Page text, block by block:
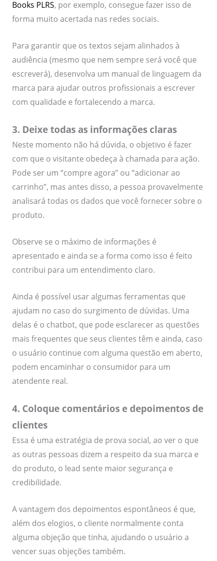
Books PLRS, por exemplo, consegue fazer isso de
forma muito acertada nas redes sociais.
Para garantir que os textos sejam alinhados à
audiência (mesmo que nem sempre será você que
escreverá), desenvolva um manual de linguagem da
marca para ajudar outros profissionais a escrever
com qualidade e fortalecendo a marca.
3. Deixe todas as informações claras
Neste momento não há dúvida, o objetivo é fazer
com que o visitante obedeça à chamada para ação.
Pode ser um “compre agora” ou “adicionar ao
carrinho”, mas antes disso, a pessoa provavelmente
analisará todas os dados que você fornecer sobre o
produto.
Observe se o máximo de informações é
apresentado e ainda se a forma como isso é feito
contribui para um entendimento claro.
Ainda é possível usar algumas ferramentas que
ajudam no caso do surgimento de dúvidas. Uma
delas é o chatbot, que pode esclarecer as questões
mais frequentes que seus clientes têm e ainda, caso
o usuário continue com alguma questão em aberto,
podem encaminhar o consumidor para um
atendente real.
4. Coloque comentários e depoimentos de
clientes
Essa é uma estratégia de prova social, ao ver o que
as outras pessoas dizem a respeito da sua marca e
do produto, o lead sente maior segurança e
credibilidade.
A vantagem dos depoimentos espontâneos é que,
além dos elogios, o cliente normalmente conta
alguma objeção que tinha, ajudando o usuário a
vencer suas objeções também.